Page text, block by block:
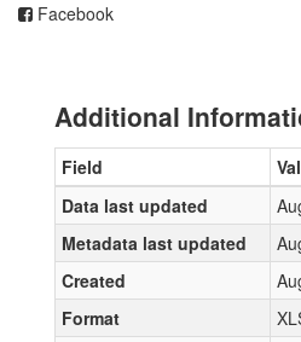
Facebook
Additional
Field
Data last updated
Metadata last updated
Created
Format